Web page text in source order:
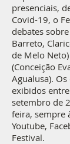
presenciais,
Covid-19, o
debates
Barreto,
de Melo
(Conceição
Agualusa).
exibidos
setembro de
feira, sempre
Youtube,
Festival.